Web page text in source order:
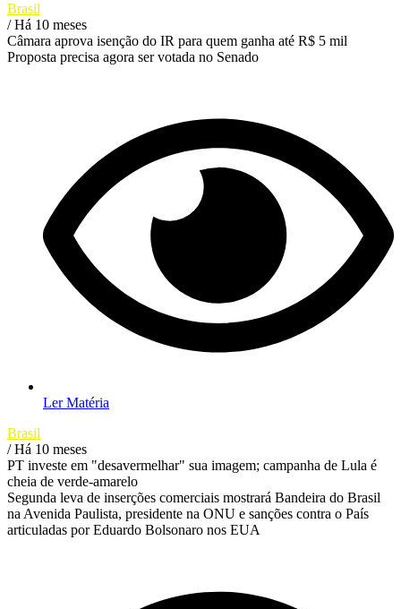
Brasil
/ Há 10 meses
Câmara aprova isenção do IR para quem ganha até R$ 5 mil
Proposta precisa agora ser votada no Senado
Ler Matéria
Brasil
/ Há 10 meses
PT investe em "desavermelhar" sua imagem; campanha de Lula é
cheia de verde-amarelo
Segunda leva de inserções comerciais mostrará Bandeira do Brasil
na Avenida Paulista, presidente na ONU e sanções contra o País
articuladas por Eduardo Bolsonaro nos EUA